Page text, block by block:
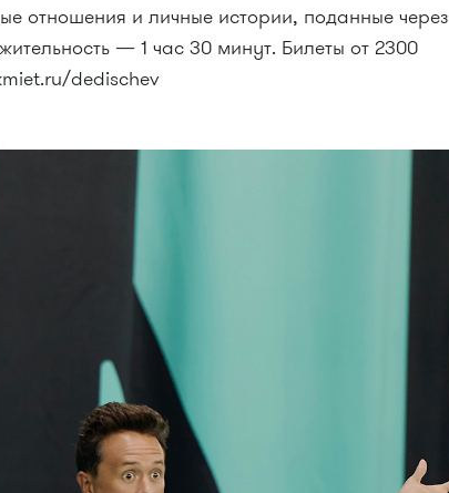
отношения и личные истории, поданные через
— 1 час 30 минут. Билеты от 2300
dedischev